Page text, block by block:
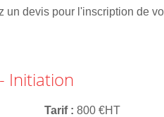
devis pour l'inscription de
Initiation
Tarif 800 €HT